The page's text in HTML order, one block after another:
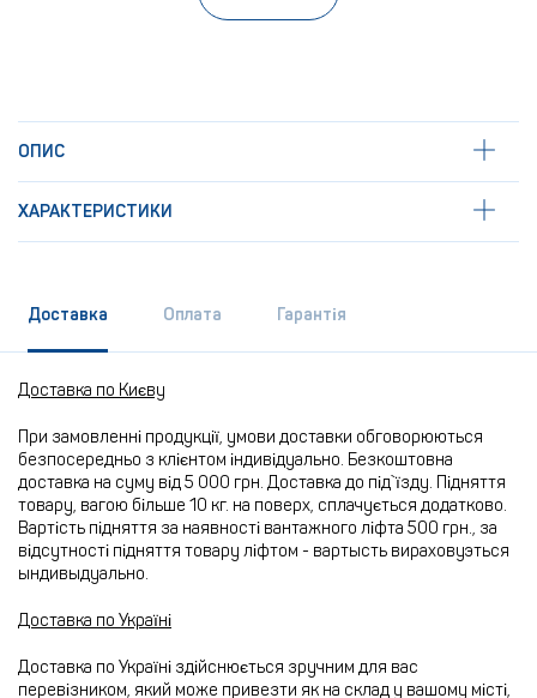
ОПИС
ХАРАКТЕРИСТИКИ
Доставка Оплата Гарантія
Доставка по Києву
При замовленні продукції, умови доставки обговорюються
безпосередньо з клієнтом індивідуально. Безкоштовна
доставка на суму від 5 000 грн. Доставка до під`їзду. Підняття
товару, вагою більше 10 кг. на поверх, сплачується додатково.
Вартість підняття за наявності вантажного ліфта 500 грн., за
відсутності підняття товару ліфтом - вартысть вираховуэться
ындивыдуально.
Доставка по Україні
Доставка по Україні здійснюється зручним для вас
перевізником, який може привезти як на склад у вашому місті,